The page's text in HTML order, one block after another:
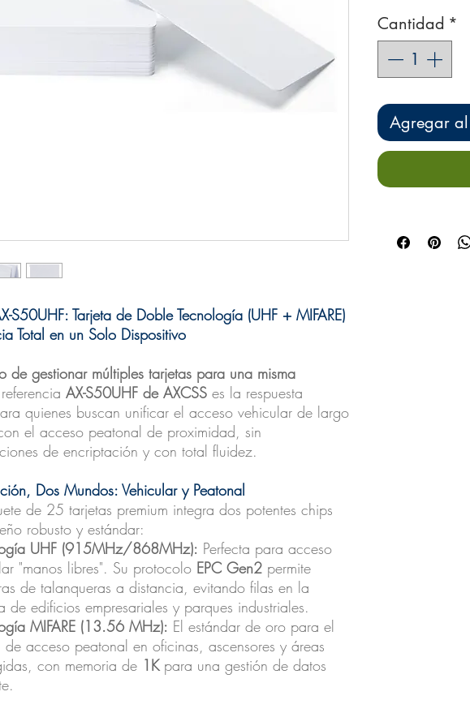
S50UHF: Tarjeta de Doble Tecnología (UHF + MIFARE)
Total en un Solo Dispositivo
de gestionar múltiples tarjetas para una misma
AX-S50UHF de AXCSS es la respuesta
quienes buscan unificar el acceso vehicular de largo
el acceso peatonal de proximidad, sin
de encriptación y con total fluidez.
Dos Mundos: Vehicular y Peatonal
de 25 tarjetas premium integra dos potentes chips
robusto y estándar:
UHF (915MHz/868MHz): Perfecta para acceso
"manos libres". Su protocolo EPC Gen2 permite
de talanqueras a distancia, evitando filas en la
de edificios empresariales y parques industriales.
MIFARE (13.56 MHz): El estándar de oro para el
de acceso peatonal en oficinas, ascensores y áreas
con memoria de 1Kpara una gestión de datos
Cantidad *
Agregar